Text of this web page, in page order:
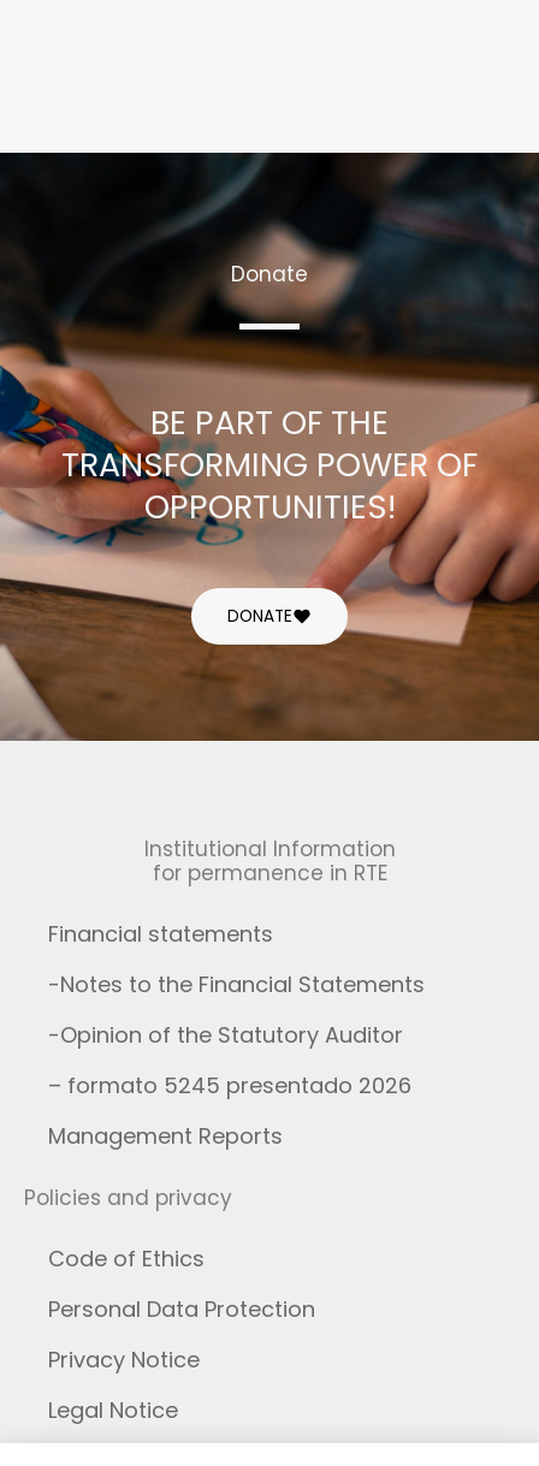
Donate
BE PART OF THE
TRANSFORMING POWER OF
OPPORTUNITIES!
DONATE
Institutional Information
for permanence in RTE
Financial statements
-Notes to the Financial Statements
-Opinion of the Statutory Auditor
– formato 5245 presentado 2026
Management Reports
Policies and privacy
Code of Ethics
Personal Data Protection
Privacy Notice
Legal Notice